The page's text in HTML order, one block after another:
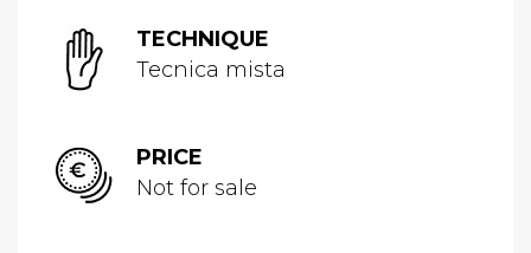
TECHNIQUE
Tecnica mista
PRICE
Not for sale